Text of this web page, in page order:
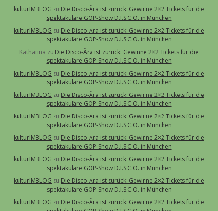
kulturIMBLOG zu Die Disco-Ära ist zurück: Gewinne 2×2 Tickets für die
spektakuläre GOP-Show D.I.S.C.O. in München
kulturIMBLOG zu Die Disco-Ära ist zurück: Gewinne 2×2 Tickets für die
spektakuläre GOP-Show D.I.S.C.O. in München
Katharina zu Die Disco-Ära ist zurück: Gewinne 2×2 Tickets für die
spektakuläre GOP-Show D.I.S.C.O. in München
kulturIMBLOG zu Die Disco-Ära ist zurück: Gewinne 2×2 Tickets für die
spektakuläre GOP-Show D.I.S.C.O. in München
kulturIMBLOG zu Die Disco-Ära ist zurück: Gewinne 2×2 Tickets für die
spektakuläre GOP-Show D.I.S.C.O. in München
kulturIMBLOG zu Die Disco-Ära ist zurück: Gewinne 2×2 Tickets für die
spektakuläre GOP-Show D.I.S.C.O. in München
kulturIMBLOG zu Die Disco-Ära ist zurück: Gewinne 2×2 Tickets für die
spektakuläre GOP-Show D.I.S.C.O. in München
kulturIMBLOG zu Die Disco-Ära ist zurück: Gewinne 2×2 Tickets für die
spektakuläre GOP-Show D.I.S.C.O. in München
kulturIMBLOG zu Die Disco-Ära ist zurück: Gewinne 2×2 Tickets für die
spektakuläre GOP-Show D.I.S.C.O. in München
kulturIMBLOG zu Die Disco-Ära ist zurück: Gewinne 2×2 Tickets für die